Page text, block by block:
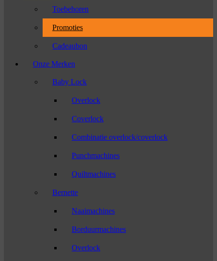
Toebehoren
Promoties
Cadeaubon
Onze Merken
Baby Lock
Overlock
Coverlock
Combinatie overlock/coverlock
Punchmachines
Quiltmachines
Bernette
Naaimachines
Borduurmachines
Overlock